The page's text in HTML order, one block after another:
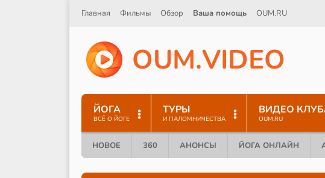
Главная Фильмы Обзор Ваша помощь OUM.RU
OUM.VIDEO
ЙОГА
ВСЁ О ЙОГЕ
ТУРЫ
И ПАЛОМНИЧЕСТВА
ВИДЕО
OUM.RU
НОВОЕ 360 АНОНСЫ ЙОГА ОНЛАЙН